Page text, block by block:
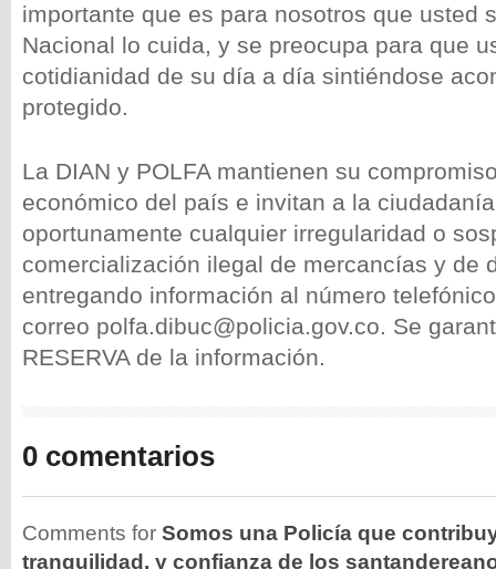
importante que es para nosotros que usted
Nacional lo cuida, y se preocupa para que
cotidianidad de su día a día sintiéndose
protegido.
La DIAN y POLFA mantienen su
económico del país e invitan a la
oportunamente cualquier irregularidad o
comercialización ilegal de mercancías y de
entregando información al número
correo polfa.dibuc@policia.gov.co. Se
RESERVA de la información.
0 comentarios
Comments for Somos una Policía que
tranquilidad, y confianza de los